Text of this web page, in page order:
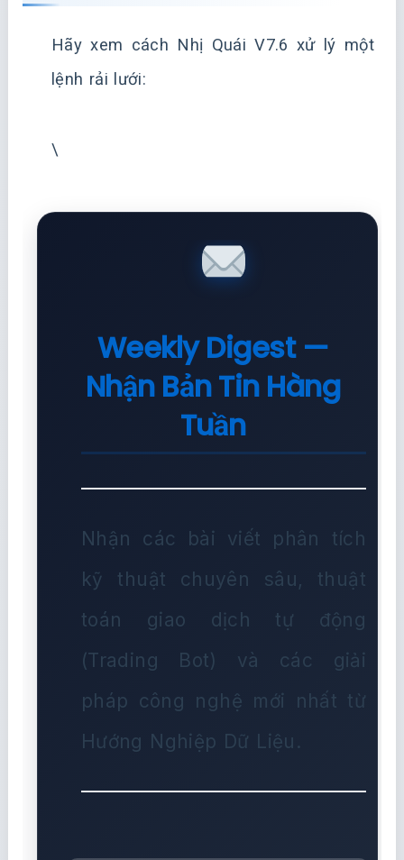
Hãy xem cách Nhị Quái V7.6 xử lý một
lệnh rải lưới:
\
Weekly Digest —
Nhận Bản Tin Hàng
Tuần
Nhận các bài viết phân tích
kỹ thuật chuyên sâu, thuật
toán giao dịch tự động
(Trading Bot) và các giải
pháp công nghệ mới nhất từ
Hướng Nghiệp Dữ Liệu.